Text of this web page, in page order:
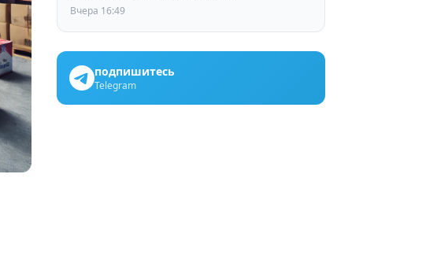
Вчера 16:49
подпишитесь
Telegram